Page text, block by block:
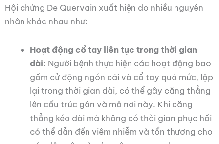
Hội chứng De Quervain xuất hiện do nhiều nguyên
nhân khác nhau như:
Hoạt động cổ tay liên tục trong thời gian
dài: Người bệnh thực hiện các hoạt động bao
gồm cử động ngón cái và cổ tay quá mức, lặp
lại trong thời gian dài, có thể gây căng thẳng
lên cấu trúc gân và mô nơi này. Khi căng
thẳng kéo dài mà không có thời gian phục hồi
có thể dẫn đến viêm nhiễm và tổn thương cho